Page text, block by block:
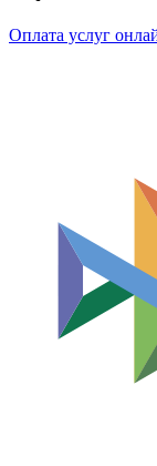
Оплата услуг